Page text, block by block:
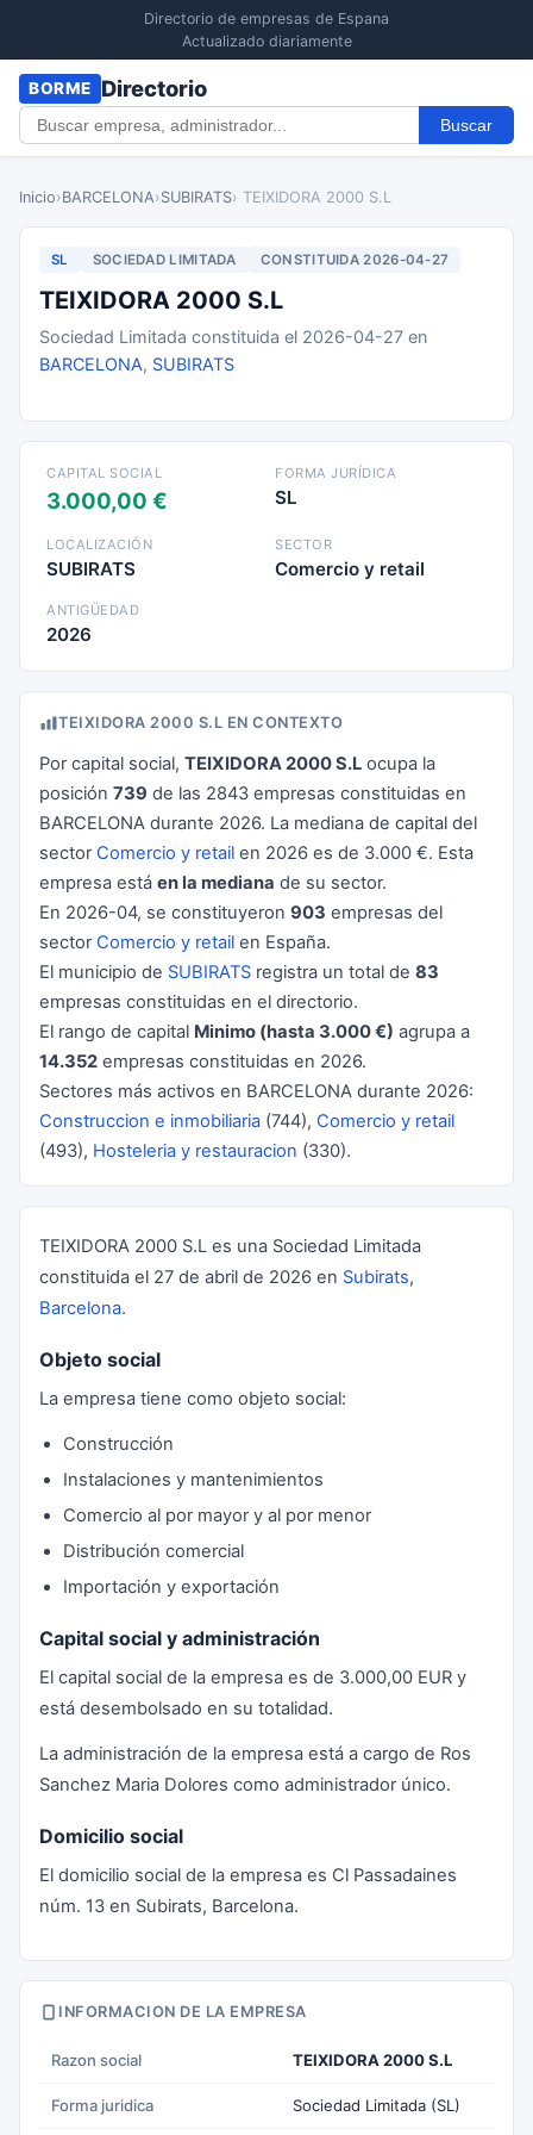
Directorio de empresas de Espana
Actualizado diariamente
BORME Directorio
Buscar
Inicio›BARCELONA›SUBIRATS› TEIXIDORA 2000 S.L
SL SOCIEDAD LIMITADA CONSTITUIDA 2026-04-27
TEIXIDORA 2000 S.L
Sociedad Limitada constituida el 2026-04-27 en
BARCELONA, SUBIRATS
CAPITAL SOCIAL
3.000,00 €
FORMA JURÍDICA
SL
LOCALIZACIÓN
SUBIRATS
SECTOR
Comercio y retail
ANTIGÜEDAD
2026
TEIXIDORA 2000 S.L EN CONTEXTO
Por capital social, TEIXIDORA 2000 S.L ocupa la
posición 739 de las 2843 empresas constituidas en
BARCELONA durante 2026. La mediana de capital del
sector Comercio y retail en 2026 es de 3.000 €. Esta
empresa está en la mediana de su sector.
En 2026-04, se constituyeron 903 empresas del
sector Comercio y retail en España.
El municipio de SUBIRATS registra un total de 83
empresas constituidas en el directorio.
El rango de capital Minimo (hasta 3.000 €) agrupa a
14.352 empresas constituidas en 2026.
Sectores más activos en BARCELONA durante 2026:
Construccion e inmobiliaria (744), Comercio y retail
(493), Hosteleria y restauracion (330).
TEIXIDORA 2000 S.L es una Sociedad Limitada
constituida el 27 de abril de 2026 en Subirats,
Barcelona.
Objeto social
La empresa tiene como objeto social:
Construcción
Instalaciones y mantenimientos
Comercio al por mayor y al por menor
Distribución comercial
Importación y exportación
Capital social y administración
El capital social de la empresa es de 3.000,00 EUR y
está desembolsado en su totalidad.
La administración de la empresa está a cargo de Ros
Sanchez Maria Dolores como administrador único.
Domicilio social
El domicilio social de la empresa es Cl Passadaines
núm. 13 en Subirats, Barcelona.
INFORMACION DE LA EMPRESA
Razon social TEIXIDORA 2000 S.L
Forma juridica Sociedad Limitada (SL)